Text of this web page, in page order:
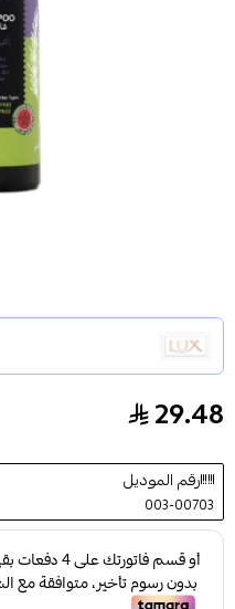
لوكس غسول الجسم المعطر
29.48
رقم الموديل
003-00703